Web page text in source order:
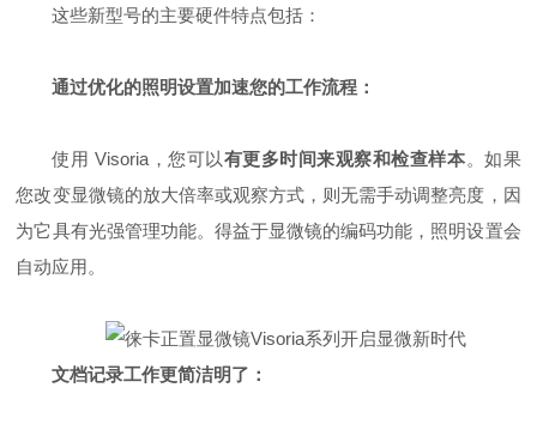
这些新型号的主要硬件特点包括：
通过优化的照明设置加速您的工作流程：
使用 Visoria，您可以有更多时间来观察和检查样本。如果
您改变显微镜的放大倍率或观察方式，则无需手动调整亮度，因
为它具有光强管理功能。得益于显微镜的编码功能，照明设置会
自动应用。
文档记录工作更简洁明了：